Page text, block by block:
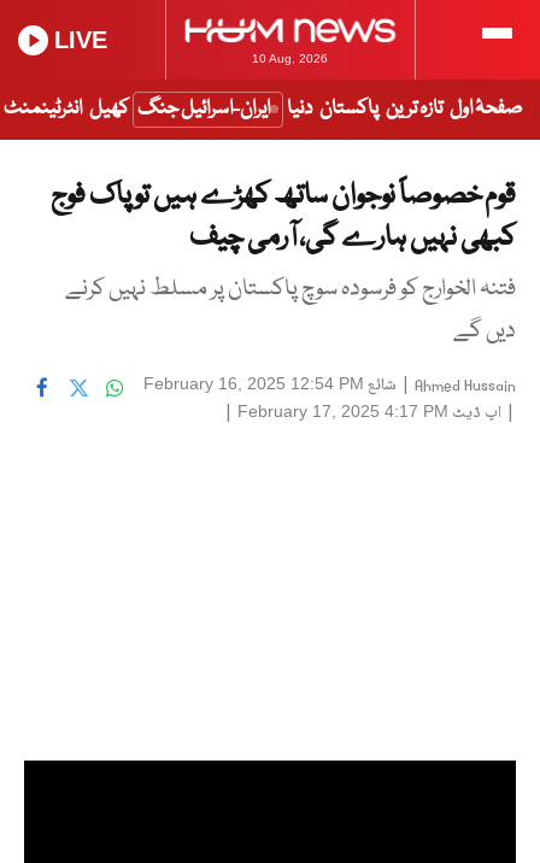
10 Aug, 2026
LIVE
صفحۂ اول تازہ ترین پاکستان دنیا ایران-اسرائیل جنگ کھیل انٹرٹینمنٹ
قوم خصوصاً نوجوان ساتھ کھڑے ہیں تو پاک فوج
کبھی نہیں ہارے گی، آرمی چیف
فتنہ الخوارج کو فرسودہ سوچ پاکستان پر مسلط نہیں کرنے
دیں گے
Ahmed Hussain
| شائع February 16, 2025 12:54 PM
| اپ ڈیٹ February 17, 2025 4:17 PM
|